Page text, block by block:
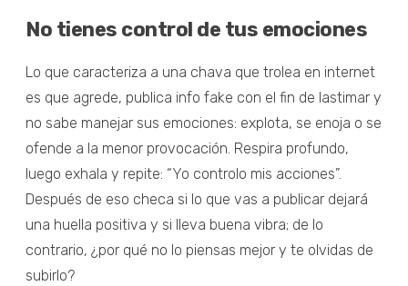
No tienes control de tus emociones
Lo que caracteriza a una chava que trolea en internet
es que agrede, publica info fake con el fin de lastimar y
no sabe manejar sus emociones: explota, se enoja o se
ofende a la menor provocación. Respira profundo,
luego exhala y repite: “Yo controlo mis acciones”.
Después de eso checa si lo que vas a publicar dejará
una huella positiva y si lleva buena vibra; de lo
contrario, ¿por qué no lo piensas mejor y te olvidas de
subirlo?